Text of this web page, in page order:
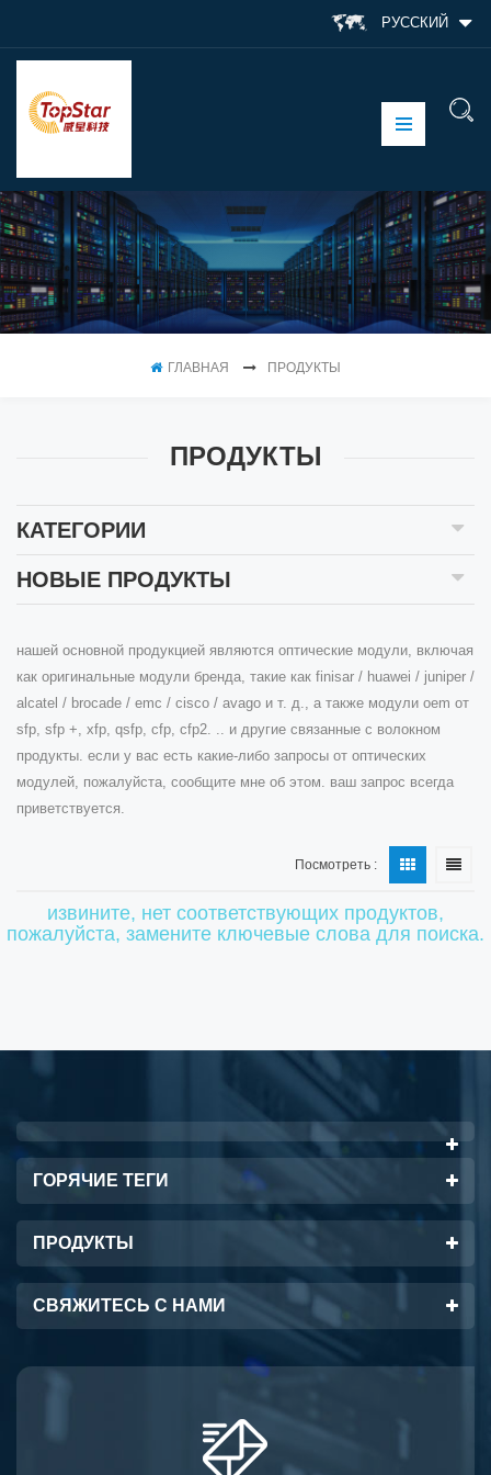
РУССКИЙ
ГЛАВНАЯ ПРОДУКТЫ
ПРОДУКТЫ
КАТЕГОРИИ
НОВЫЕ ПРОДУКТЫ
нашей основной продукцией являются оптические модули, включая
как оригинальные модули бренда, такие как finisar / huawei / juniper /
alcatel / brocade / emc / cisco / avago и т. д., а также модули oem от
sfp, sfp +, xfp, qsfp, cfp, cfp2. .. и другие связанные с волокном
продукты. если у вас есть какие-либо запросы от оптических
модулей, пожалуйста, сообщите мне об этом. ваш запрос всегда
приветствуется.
Посмотреть :
извините, нет соответствующих продуктов,
пожалуйста, замените ключевые слова для поиска.
ГОРЯЧИЕ ТЕГИ
ПРОДУКТЫ
СВЯЖИТЕСЬ С НАМИ